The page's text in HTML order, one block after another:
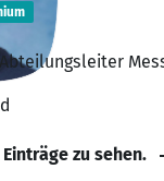
zu sehen.